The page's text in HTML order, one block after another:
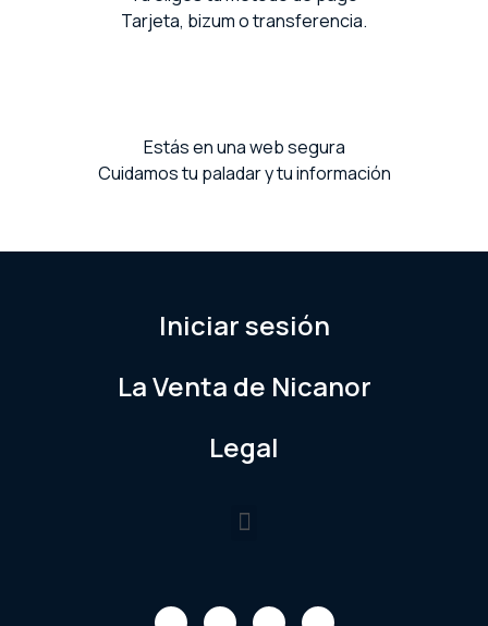
Tarjeta, bizum o transferencia.
Estás en una web segura
Cuidamos tu paladar y tu información
Iniciar sesión
La Venta de Nicanor
Legal